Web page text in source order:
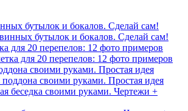
бутылок и бокалов. Сделай сам!
для 20 перепелов: 12 фото примеров
своими руками. Простая идея
беседка своими руками. Чертежи +